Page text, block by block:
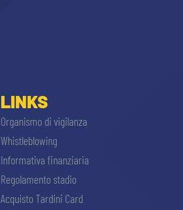
LINKS
Organismo di vigilanza
Whistleblowing
Informativa finanziaria
Regolamento stadio
Acquisto Tardini Card